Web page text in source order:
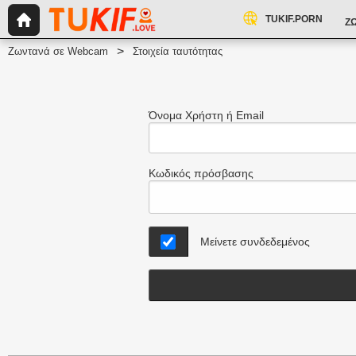
TUKIF.PORN
Ζωντανά σε Webcam Στοιχεία ταυτότητας
Όνομα Χρήστη ή Email
Κωδικός πρόσβασης
Μείνετε συνδεδεμένος